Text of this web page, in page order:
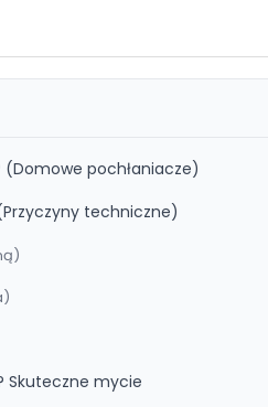
(Domowe pochłaniacze)
techniczne)
Skuteczne mycie